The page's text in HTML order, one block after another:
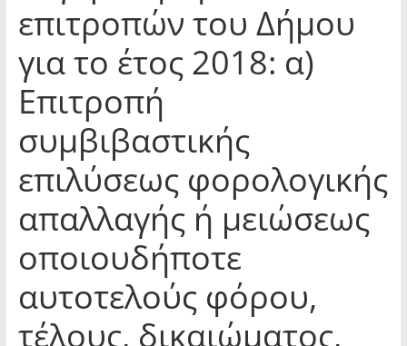
επιτροπών του Δήμου
για το έτος 2018: α)
Επιτροπή
συμβιβαστικής
επιλύσεως φορολογικής
απαλλαγής ή μειώσεως
οποιουδήποτε
αυτοτελούς φόρου,
τέλους, δικαιώματος,